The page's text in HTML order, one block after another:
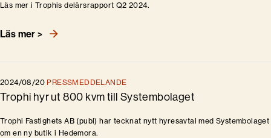
Läs mer i Trophis delårsrapport Q2 2024.
Läs mer >
2024/08/20 PRESSMEDDELANDE
Trophi hyr ut 800 kvm till Systembolaget
Trophi Fastighets AB (publ) har tecknat nytt hyresavtal med Systembolaget
om en ny butik i Hedemora.